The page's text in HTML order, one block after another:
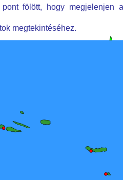
fölött, hogy megjelenjen
megtekintéséhez.